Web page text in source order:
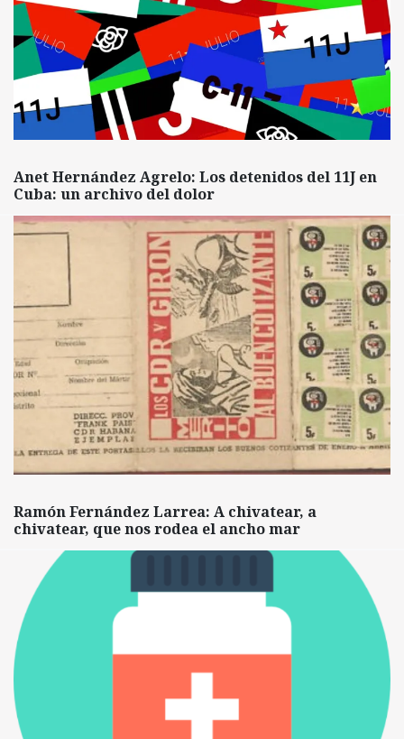
Anet Hernández Agrelo: Los detenidos del 11J en
Cuba: un archivo del dolor
Ramón Fernández Larrea: A chivatear, a
chivatear, que nos rodea el ancho mar